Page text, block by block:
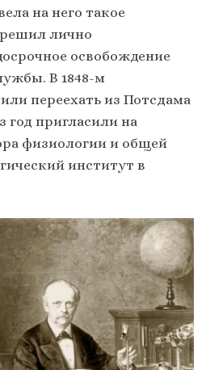
на него такое
решил лично
освобождение
В 1848-м
переехать из Потсдама
год пригласили на
физиологии и общей
институт в